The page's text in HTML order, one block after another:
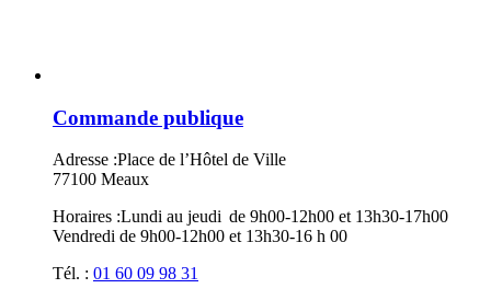
Commande publique
Adresse :Place de l’Hôtel de Ville
77100 Meaux
Horaires :Lundi au jeudi de 9h00-12h00 et 13h30-17h00
Vendredi de 9h00-12h00 et 13h30-16 h 00
Tél. : 01 60 09 98 31